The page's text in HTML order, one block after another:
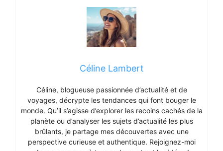
Céline Lambert
Céline, blogueuse passionnée d’actualité et de
voyages, décrypte les tendances qui font bouger le
monde. Qu’il s’agisse d’explorer les recoins cachés de la
planète ou d’analyser les sujets d’actualité les plus
brûlants, je partage mes découvertes avec une
perspective curieuse et authentique. Rejoignez-moi